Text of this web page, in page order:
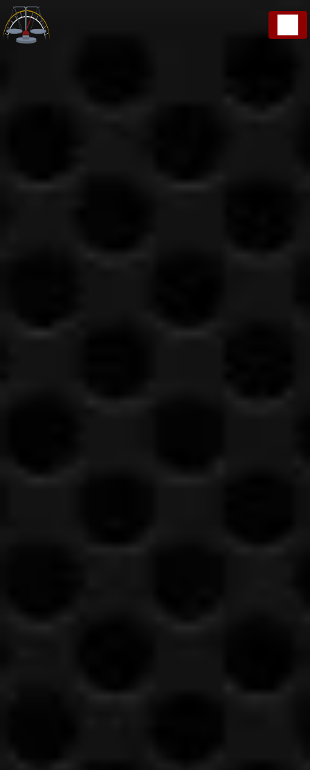
Panneau de gestion des cookies